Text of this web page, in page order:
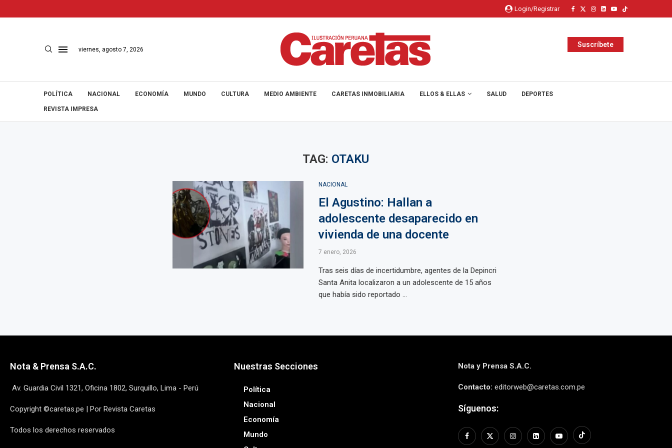
Login/Registrar
viernes, agosto 7, 2026
Suscríbete
POLÍTICA NACIONAL ECONOMÍA MUNDO CULTURA MEDIO AMBIENTE CARETAS INMOBILIARIA ELLOS & ELLAS SALUD DEPORTES
REVISTA IMPRESA
TAG: OTAKU
NACIONAL
El Agustino: Hallan a
adolescente desaparecido en
vivienda de una docente
7 enero, 2026
Tras seis días de incertidumbre, agentes de la Depincri
Santa Anita localizaron a un adolescente de 15 años
que había sido reportado ...
Nota & Prensa S.A.C.
Av. Guardia Civil 1321, Oficina 1802, Surquillo, Lima - Perú
Copyright ©caretas.pe | Por Revista Caretas
Todos los derechos reservados
Nuestras Secciones
Política
Nacional
Economía
Mundo
Nota y Prensa S.A.C.
Contacto: editorweb@caretas.com.pe
Síguenos: